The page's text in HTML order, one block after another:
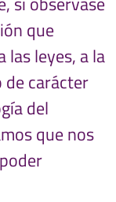
que
leyes, a la
de carácter
del
que nos